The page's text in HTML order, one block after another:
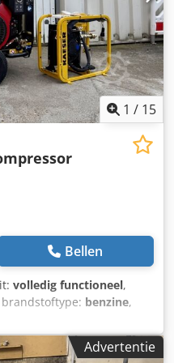
1 / 15
Bellen
volledig functioneel,
brandstoftype: benzine,
incl. DLA (A) –
| 15 bar bedrijfsdruk |
Advertentie